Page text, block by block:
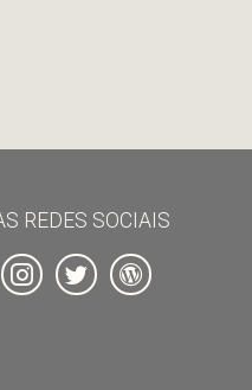
REDES SOCIAIS